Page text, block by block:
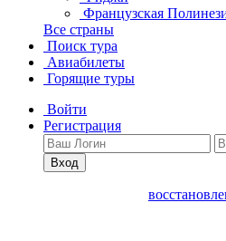
Французская
Все страны
Поиск тура
Авиабилеты
Горящие туры
Войти
Регистрация
Вход